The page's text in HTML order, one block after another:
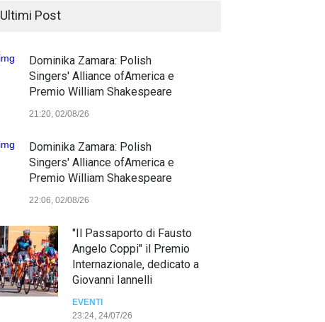
Ultimi Post
Dominika Zamara: Polish
Singers' Alliance ofAmerica e
Premio William Shakespeare
21:20, 02/08/26
Dominika Zamara: Polish
Singers' Alliance ofAmerica e
Premio William Shakespeare
22:06, 02/08/26
"Il Passaporto di Fausto
Angelo Coppi" il Premio
Internazionale, dedicato a
Giovanni Iannelli
EVENTI
23:24, 24/07/26